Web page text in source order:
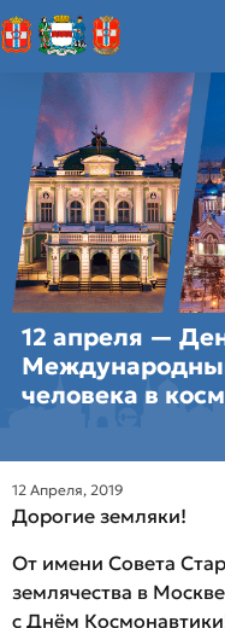
12 апреля —
человека в
12 Апреля, 2019
Дорогие земляки!
От имени Совета
землячества в
с Днём